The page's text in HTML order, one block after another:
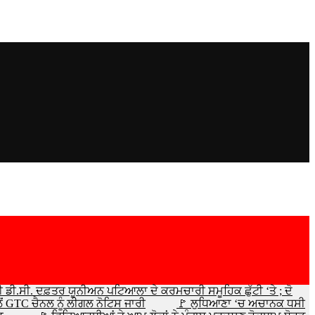
ਦਫ਼ਤਰ ਯੂਨੀਅਨ ਪਟਿਆਲਾ ਦੇ ਕਰਮਚਾਰੀ ਸਮੂਹਿਕ ਛੁੱਟੀ ‘ਤੇ ; ਦੋ
GTC ਚੈਨਲ ਨੂੰ ਲੀਗਲ ਨੋਟਿਸ ਜਾਰੀ
🚩 ਲੁਧਿਆਣਾ ‘ਚ ਅਚਾਨਕ ਧਸੀ